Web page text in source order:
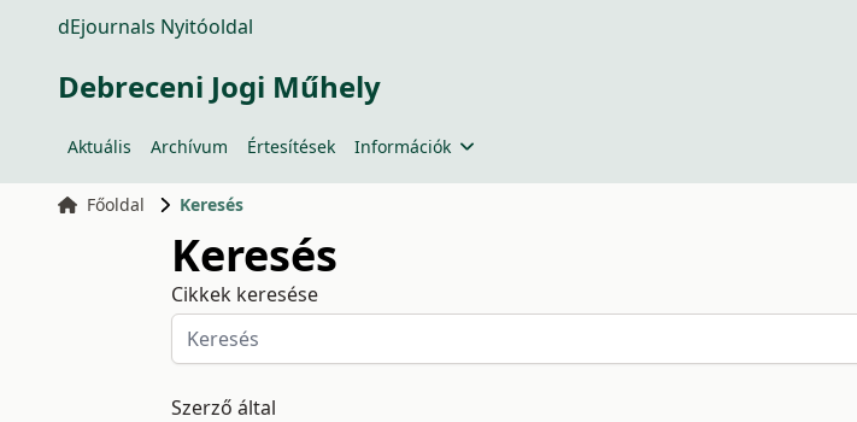
dEjournals Nyitóoldal
Debreceni Jogi Műhely
Aktuális Archívum Értesítések Információk
Főoldal Keresés
Keresés
Cikkek keresése
Szerző által